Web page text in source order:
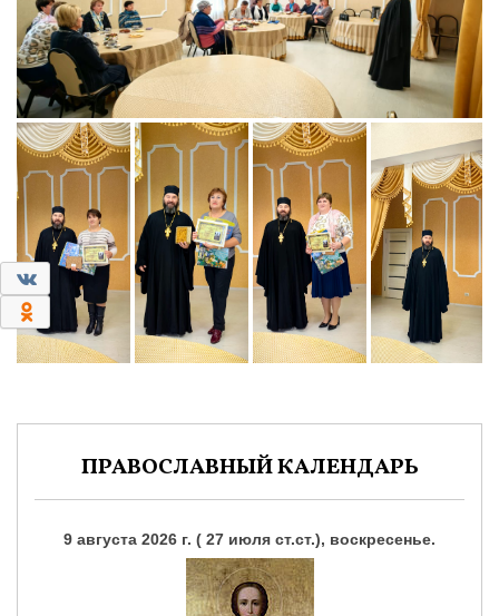
0
0
ПРАВОСЛАВНЫЙ КАЛЕНДАРЬ
9 августа 2026 г. ( 27 июля ст.ст.), воскресенье.